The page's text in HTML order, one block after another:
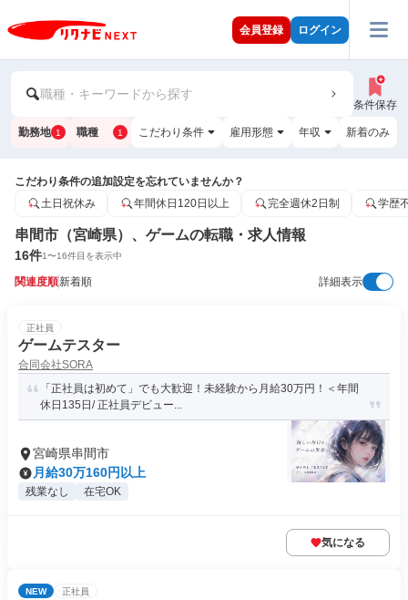
会員登録 ログイン
職種・キーワードから探す
条件保存
勤務地 1 職種 1 こだわり条件 雇用形態 年収 新着のみ
こだわり条件の追加設定を忘れていませんか？
土日祝休み
年間休日120日以上 完全週休2日制 学歴
串間市（宮崎県）、ゲームの転職・求人情報
16件1〜16件目を表示中
関連度順新着順 詳細表示
正社員
ゲームテスター
合同会社SORA
「正社員は初めて」でも大歓迎！未経験から月給30万円！＜年間
休日135日/ 正社員デビュー...
宮崎県串間市
月給30万160円以上
残業なし 在宅OK
気になる
NEW 正社員